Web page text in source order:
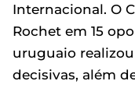
Internacional. O
Rochet em 15
uruguaio
decisivas, além